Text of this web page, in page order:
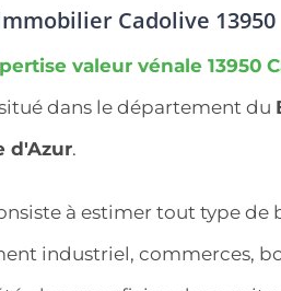
Cadolive 13950
valeur vénale 13950
dans le département du
d'Azur.
à estimer tout type de
industriel, commerces,